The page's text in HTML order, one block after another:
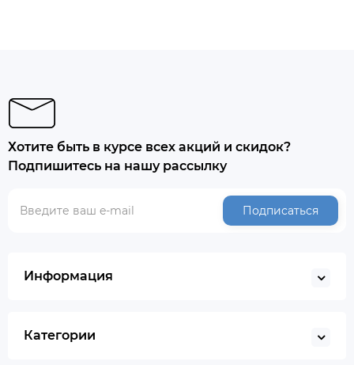
Хотите быть в курсе всех акций и скидок?
Подпишитесь на нашу рассылку
Подписаться
Информация
Категории